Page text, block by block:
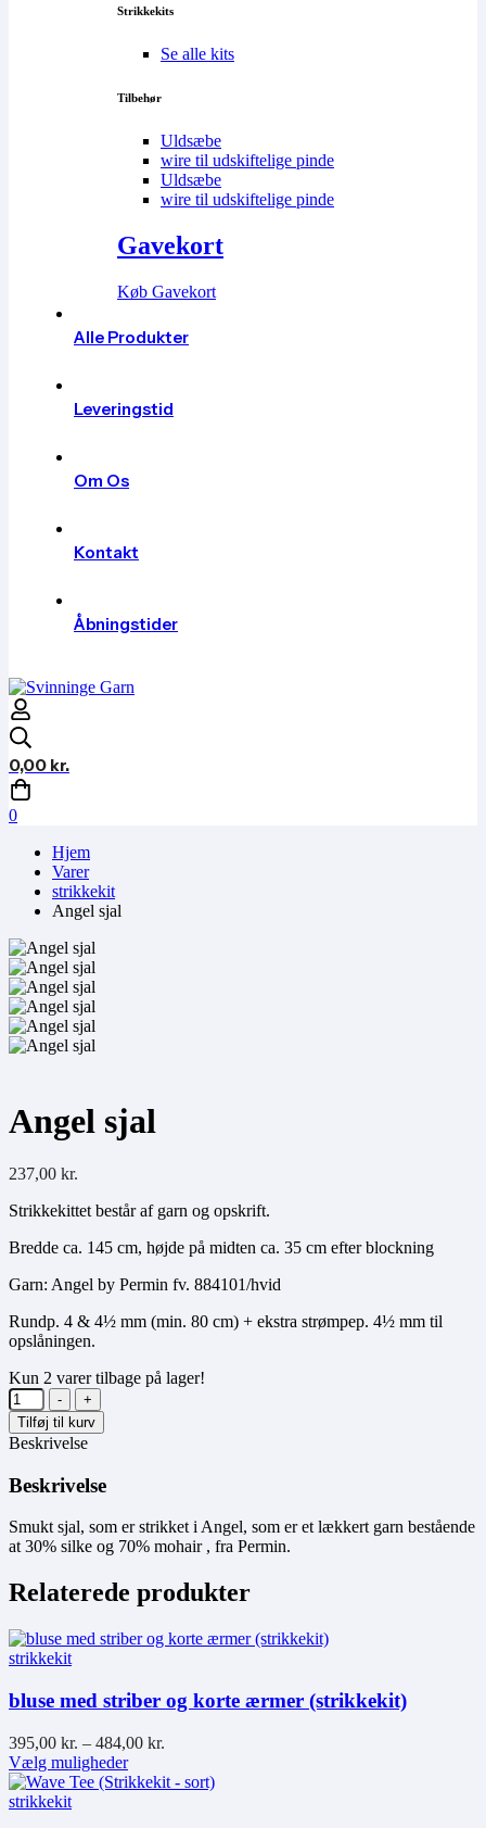
Strikkekits
Se alle kits
Tilbehør
Uldsæbe
wire til udskiftelige pinde
Uldsæbe
wire til udskiftelige pinde
Gavekort
Køb Gavekort
Alle Produkter
Leveringstid
Om Os
Kontakt
Åbningstider
0,00 kr.
0
Hjem
Varer
strikkekit
Angel sjal
Angel sjal
237,00 kr.
Strikkekittet består af garn og opskrift.
Bredde ca. 145 cm, højde på midten ca. 35 cm efter blockning
Garn: Angel by Permin fv. 884101/hvid
Rundp. 4 & 4½ mm (min. 80 cm) + ekstra strømpep. 4½ mm til
opslåningen.
Kun 2 varer tilbage på lager!
Antal
-
+
Tilføj til kurv
Beskrivelse
Beskrivelse
Smukt sjal, som er strikket i Angel, som er et lækkert garn bestående
at 30% silke og 70% mohair , fra Permin.
Relaterede produkter
strikkekit
bluse med striber og korte ærmer (strikkekit)
395,00 kr. – 484,00 kr.
Vælg mulighederDette
vare
strikkekit